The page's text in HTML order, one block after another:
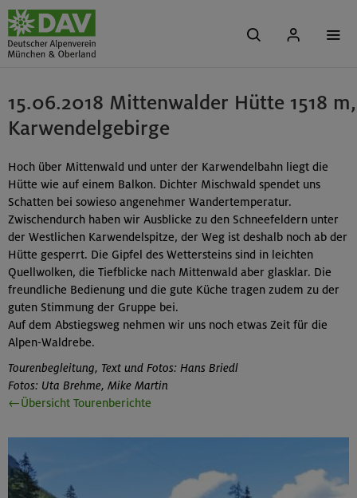
15.06.2018 Mittenwalder Hütte 1518 m,
Karwendelgebirge
Hoch über Mittenwald und unter der Karwendelbahn liegt die
Hütte wie auf einem Balkon. Dichter Mischwald spendet uns
Schatten bei sowieso angenehmer Wandertemperatur.
Zwischendurch haben wir Ausblicke zu den Schneefeldern unter
der Westlichen Karwendelspitze, der Weg ist deshalb noch ab der
Hütte gesperrt. Die Gipfel des Wettersteins sind in leichten
Quellwolken, die Tiefblicke nach Mittenwald aber glasklar. Die
freundliche Bedienung und die gute Küche tragen zudem zu der
guten Stimmung der Gruppe bei.
Auf dem Abstiegsweg nehmen wir uns noch etwas Zeit für die
Alpen-Waldrebe.
Tourenbegleitung, Text und Fotos: Hans Briedl
Fotos: Uta Brehme, Mike Martin
←Übersicht Tourenberichte